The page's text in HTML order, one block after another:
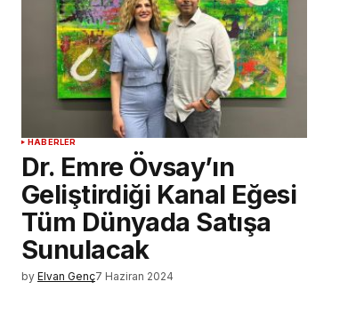
HABERLER
Dr. Emre Övsay’ın
Geliştirdiği Kanal Eğesi
Tüm Dünyada Satışa
Sunulacak
by Elvan Genç7 Haziran 2024